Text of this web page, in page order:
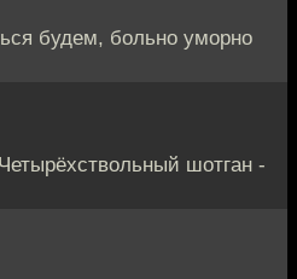
будем, больно уморно
шотган -